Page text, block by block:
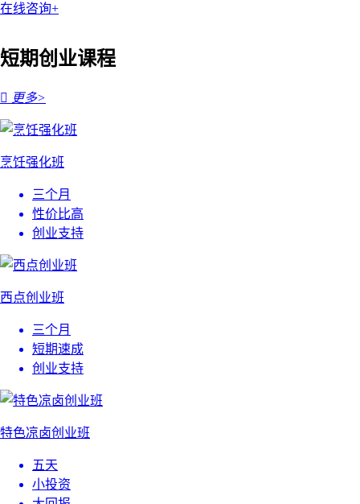
在线咨询+
短期创业课程
 更多>
烹饪强化班
三个月
性价比高
创业支持
西点创业班
三个月
短期速成
创业支持
特色凉卤创业班
五天
小投资